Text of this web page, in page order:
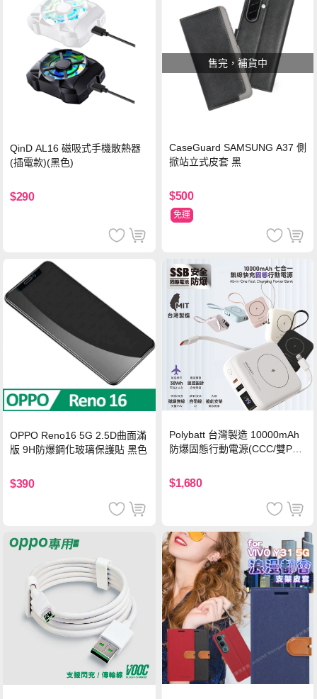
QinD AL16 磁吸式手機散熱器
(插電款)(黑色)
$290
售完，補貨中
CaseGuard SAMSUNG A37 側
掀站立式皮套 黑
$500
免運
OPPO Reno16 5G 2.5D曲面滿
版 9H防爆鋼化玻璃保護貼 黑色
$390
Polybatt 台灣製造 10000mAh
防爆固態行動電源(CCC/雙PD
$1,680